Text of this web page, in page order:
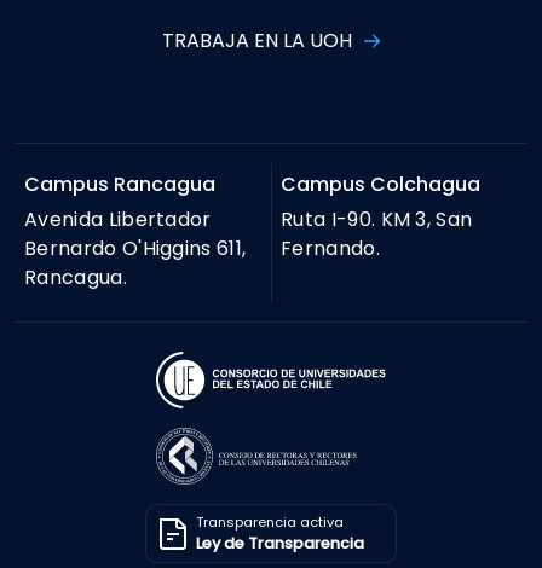
TRABAJA EN LA UOH
Campus Rancagua
Avenida Libertador
Bernardo O'Higgins 611,
Rancagua.
Campus Colchagua
Ruta I-90. KM 3, San
Fernando.
Transparencia activa
Ley de Transparencia